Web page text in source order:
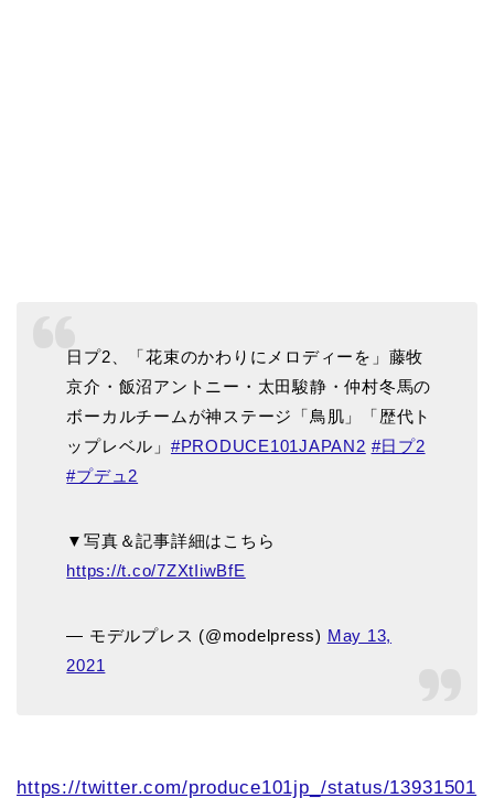
日プ2、「花束のかわりにメロディーを」藤牧
京介・飯沼アントニー・太田駿静・仲村冬馬の
ボーカルチームが神ステージ「鳥肌」「歴代ト
ップレベル」 #PRODUCE101JAPAN2 #日プ2
#プデュ2
▼写真＆記事詳細はこちら
https://t.co/7ZXtIiwBfE
— モデルプレス (@modelpress) May 13,
2021
https://twitter.com/produce101jp_/status/13931501